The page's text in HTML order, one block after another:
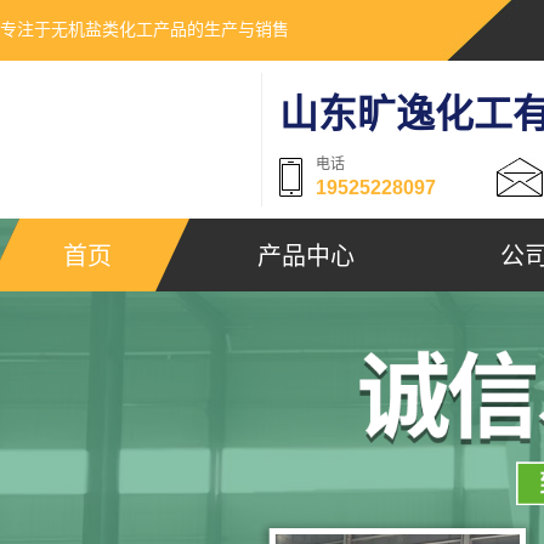
专注于无机盐类化工产品的生产与销售
山东旷逸化工
电话
19525228097
首页 产品中心 公